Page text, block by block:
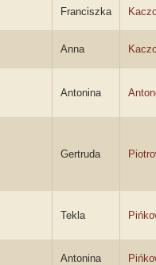
Franciszka
Anna
Antonina
Gertruda
Tekla
Antonina